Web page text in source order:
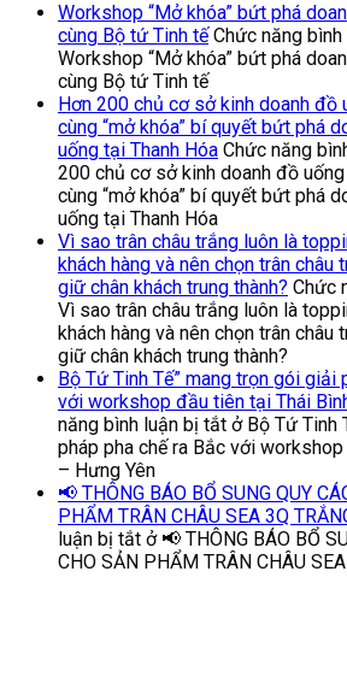
Workshop “Mở khóa” bứt phá
cùng Bộ tứ Tinh tế Chức năng
Workshop “Mở khóa” bứt phá
cùng Bộ tứ Tinh tế
Hơn 200 chủ cơ sở kinh doanh đồ
cùng “mở khóa” bí quyết bứt phá
uống tại Thanh Hóa Chức năng
200 chủ cơ sở kinh doanh đồ
cùng “mở khóa” bí quyết bứt phá
uống tại Thanh Hóa
Vì sao trân châu trắng luôn là
khách hàng và nên chọn trân châu
giữ chân khách trung thành? Chức
Vì sao trân châu trắng luôn là
khách hàng và nên chọn trân châu
giữ chân khách trung thành?
Bộ Tứ Tinh Tế” mang trọn gói giải
với workshop đầu tiên tại Thái
năng bình luận bị tắt ở Bộ Tứ Tinh
pháp pha chế ra Bắc với
– Hưng Yên
📢 THÔNG BÁO BỔ SUNG QUY
PHẨM TRÂN CHÂU SEA 3Q
luận bị tắt ở 📢 THÔNG BÁO BỔ
CHO SẢN PHẨM TRÂN CHÂU